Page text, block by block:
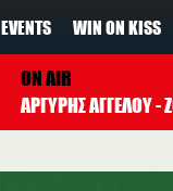
EVENTS WIN ON KISS
ON AIR
ΑΡΓΥΡΗΣ ΑΓΓΕΛΟΥ -